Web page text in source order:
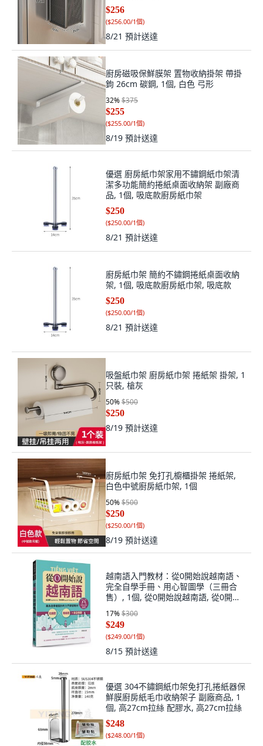
$256
($256.00/1個)
8/21 預計送達
廚房磁吸保鮮膜架 置物收納掛架 帶掛
鉤 26cm 碳鋼, 1個, 白色 弓形
32%$375
$255
($255.00/1個)
8/19 預計送達
優選 廚房紙巾架家用不鏽鋼紙巾架清
潔多功能簡約捲紙桌面收納架 副廠商
品, 1個, 吸底款廚房紙巾架
$250
($250.00/1個)
8/21 預計送達
廚房紙巾架 簡約不鏽鋼捲紙桌面收納
架, 1個, 吸底款廚房紙巾架, 吸底款
$250
($250.00/1個)
8/21 預計送達
吸盤紙巾架 廚房紙巾架 捲紙架 掛架, 1
只裝, 槍灰
50%$500
$250
8/19 預計送達
廚房紙巾架 免打孔櫥櫃掛架 捲紙架,
白色中號廚房紙巾架, 1個
50%$500
$250
($250.00/1個)
8/19 預計送達
越南語入門教材：從0開始說越南語、
完全自學手冊、用心智圖學（三冊合
售）, 1個, 從0開始說越南語, 從0開始
說越南語
17%$300
$249
($249.00/1個)
8/15 預計送達
優選 304不鏽鋼紙巾架免打孔捲紙器保
鮮膜廚房紙毛巾收納架子 副廠商品, 1
個, 高27cm拉絲 配膠水, 高27cm拉絲
$248
($248.00/1個)